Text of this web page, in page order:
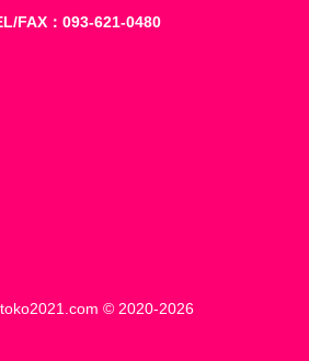
FAX：093-621-0480
© 2020-2026